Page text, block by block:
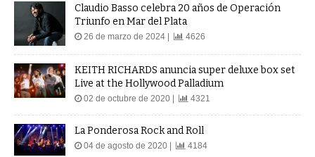
Claudio Basso celebra 20 años de Operación
Triunfo en Mar del Plata
26 de marzo de 2024 | 4626
KEITH RICHARDS anuncia super deluxe box set
Live at the Hollywood Palladium
02 de octubre de 2020 | 4321
La Ponderosa Rock and Roll
04 de agosto de 2020 | 4184